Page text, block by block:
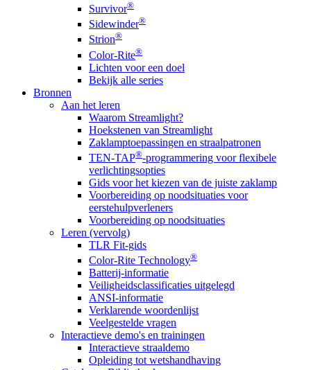
Survivor®
Sidewinder®
Strion®
Color-Rite®
Lichten voor een doel
Bekijk alle series
Bronnen
Aan het leren
Waarom Streamlight?
Hoekstenen van Streamlight
Zaklamptoepassingen en straalpatronen
TEN-TAP®-programmering voor flexibele
verlichtingsopties
Gids voor het kiezen van de juiste zaklamp
Voorbereiding op noodsituaties voor
eerstehulpverleners
Voorbereiding op noodsituaties
Leren (vervolg)
TLR Fit-gids
Color-Rite Technology®
Batterij-informatie
Veiligheidsclassificaties uitgelegd
ANSI-informatie
Verklarende woordenlijst
Veelgestelde vragen
Interactieve demo's en trainingen
Interactieve straaldemo
Opleiding tot wetshandhaving